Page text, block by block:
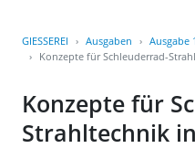
GIESSEREI Ausgaben
Ausgabe
Konzepte für Schleuderrad-
Konzepte für
Strahltechnik